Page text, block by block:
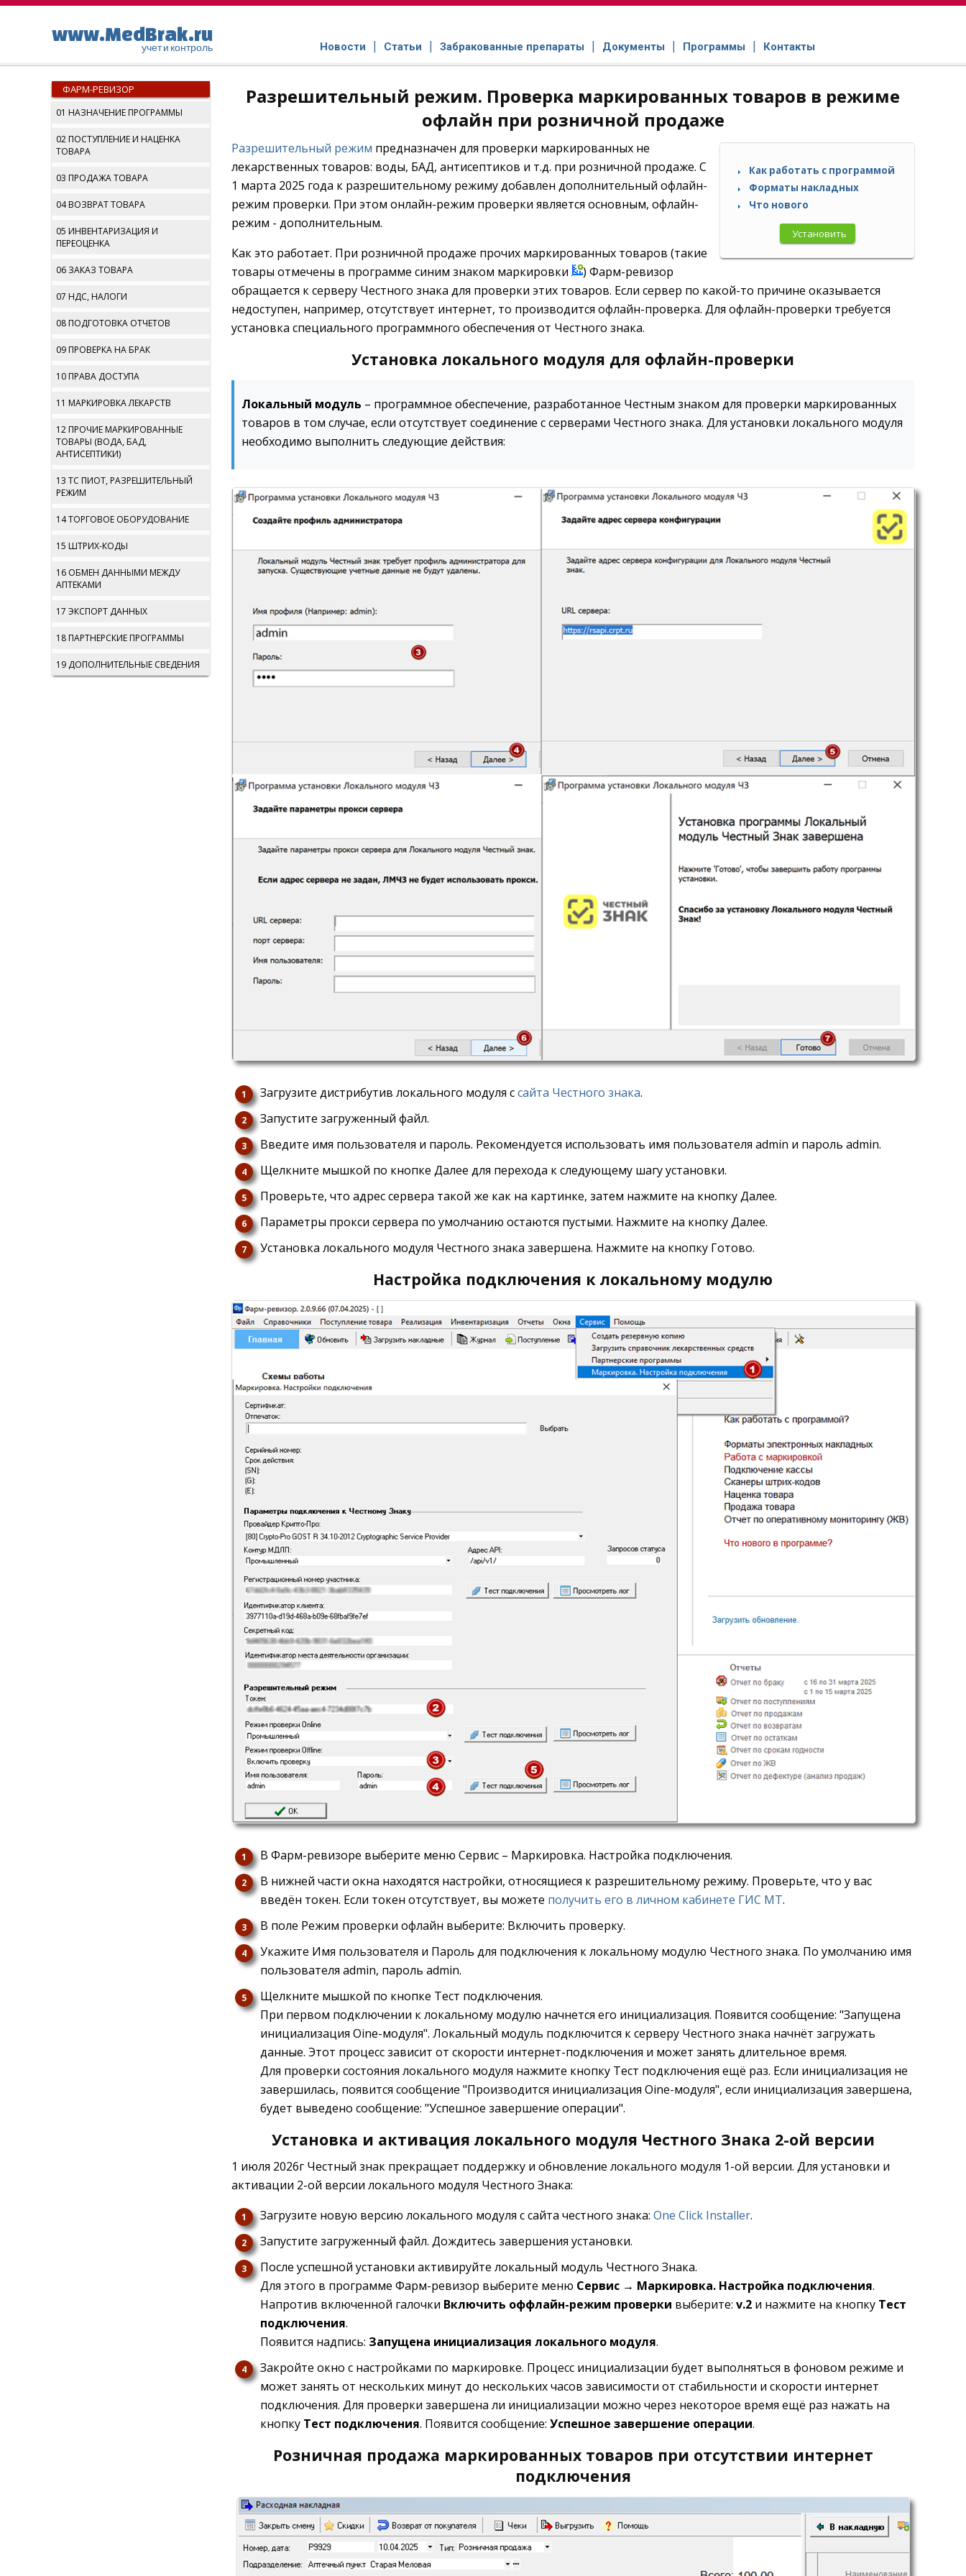
www.MedBrak.ru
учет и контроль Новости Статьи Забракованные препараты Документы Программы Контакты
Разрешительный режим. Проверка маркированных товаров в режиме
офлайн при розничной продаже
Как работать с программой
Форматы накладных
Что нового
Установить
Разрешительный режим предназначен для проверки маркированных не
лекарственных товаров: воды, БАД, антисептиков и т.д. при розничной продаже. С
1 марта 2025 года к разрешительному режиму добавлен дополнительный офлайн-
режим проверки. При этом онлайн-режим проверки является основным, офлайн-
режим - дополнительным.
Как это работает. При розничной продаже прочих маркированных товаров (такие
товары отмечены в программе синим знаком маркировки
) Фарм-ревизор
обращается к серверу Честного знака для проверки этих товаров. Если сервер по какой-то причине оказывается
недоступен, например, отсутствует интернет, то производится офлайн-проверка. Для офлайн-проверки требуется
установка специального программного обеспечения от Честного знака.
Установка локального модуля для офлайн-проверки
Локальный модуль – программное обеспечение, разработанное Честным знаком для проверки маркированных
товаров в том случае, если отсутствует соединение с серверами Честного знака. Для установки локального модуля
необходимо выполнить следующие действия:
Загрузите дистрибутив локального модуля ссайта Честного знака.
Запустите загруженный файл.
Введите имя пользователя и пароль. Рекомендуется использовать имя пользователя admin и пароль admin.
Щелкните мышкой по кнопке Далее для перехода к следующему шагу установки.
Проверьте, что адрес сервера такой же как на картинке, затем нажмите на кнопку Далее.
Параметры прокси сервера по умолчанию остаются пустыми. Нажмите на кнопку Далее.
Установка локального модуля Честного знака завершена. Нажмите на кнопку Готово.
Настройка подключения к локальному модулю
В Фарм-ревизоре выберите меню Сервис – Маркировка. Настройка подключения.
В нижней части окна находятся настройки, относящиеся к разрешительному режиму. Проверьте, что у вас
введён токен. Если токен отсутствует, вы можете получить его в личном кабинете ГИС МТ.
В поле Режим проверки офлайн выберите: Включить проверку.
Укажите Имя пользователя и Пароль для подключения к локальному модулю Честного знака. По умолчанию имя
пользователя admin, пароль admin.
Щелкните мышкой по кнопке Тест подключения.
При первом подключении к локальному модулю начнется его инициализация. Появится сообщение: "Запущена
инициализация Offline-модуля". Локальный модуль подключится к серверу Честного знака начнёт загружать
данные. Этот процесс зависит от скорости интернет-подключения и может занять длительное время.
Для проверки состояния локального модуля нажмите кнопку Тест подключения ещё раз. Если инициализация не
завершилась, появится сообщение "Производится инициализация Offline-модуля", если инициализация завершена,
будет выведено сообщение: "Успешное завершение операции".
Установка и активация локального модуля Честного Знака 2-ой версии
1 июля 2026г Честный знак прекращает поддержку и обновление локального модуля 1-ой версии. Для установки и
активации 2-ой версии локального модуля Честного Знака:
Загрузите новую версию локального модуля с сайта честного знака: One Click Installer.
Запустите загруженный файл. Дождитесь завершения установки.
После успешной установки активируйте локальный модуль Честного Знака.
Для этого в программе Фарм-ревизор выберите меню Сервис → Маркировка. Настройка подключения.
Напротив включенной галочки Включить оффлайн-режим проверки выберите: v.2 и нажмите на кнопку Тест
подключения.
Появится надпись: Запущена инициализация локального модуля.
Закройте окно с настройками по маркировке. Процесс инициализации будет выполняться в фоновом режиме и
может занять от нескольких минут до нескольких часов зависимости от стабильности и скорости интернет
подключения. Для проверки завершена ли инициализации можно через некоторое время ещё раз нажать на
кнопку Тест подключения. Появится сообщение: Успешное завершение операции.
Розничная продажа маркированных товаров при отсутствии интернет
подключения
ФАРМ-РЕВИЗОР
01 НАЗНАЧЕНИЕ ПРОГРАММЫ
02 ПОСТУПЛЕНИЕ И НАЦЕНКА
ТОВАРА
03 ПРОДАЖА ТОВАРА
04 ВОЗВРАТ ТОВАРА
05 ИНВЕНТАРИЗАЦИЯ И
ПЕРЕОЦЕНКА
06 ЗАКАЗ ТОВАРА
07 НДС, НАЛОГИ
08 ПОДГОТОВКА ОТЧЕТОВ
09 ПРОВЕРКА НА БРАК
10 ПРАВА ДОСТУПА
11 МАРКИРОВКА ЛЕКАРСТВ
12 ПРОЧИЕ МАРКИРОВАННЫЕ
ТОВАРЫ (ВОДА, БАД,
АНТИСЕПТИКИ)
13 ТС ПИОТ, РАЗРЕШИТЕЛЬНЫЙ
РЕЖИМ
14 ТОРГОВОЕ ОБОРУДОВАНИЕ
15 ШТРИХ-КОДЫ
16 ОБМЕН ДАННЫМИ МЕЖДУ
АПТЕКАМИ
17 ЭКСПОРТ ДАННЫХ
18 ПАРТНЕРСКИЕ ПРОГРАММЫ
19 ДОПОЛНИТЕЛЬНЫЕ СВЕДЕНИЯ